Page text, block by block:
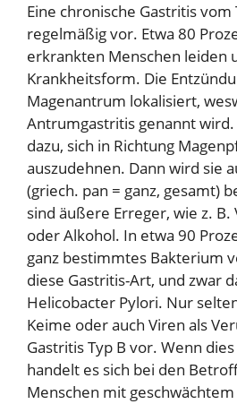
Eine chronische Gastritis
regelmäßig vor. Etwa 80
erkrankten Menschen leiden
Krankheitsform. Die
Magenantrum lokalisiert,
Antrumgastritis genannt wird.
dazu, sich in Richtung
auszudehnen. Dann wird sie
(griech. pan = ganz, gesamt)
sind äußere Erreger, wie z.
oder Alkohol. In etwa 90
ganz bestimmtes Bakterium
diese Gastritis-Art, und zwar
Helicobacter Pylori. Nur
Keime oder auch Viren als
Gastritis Typ B vor. Wenn
handelt es sich bei den
Menschen mit